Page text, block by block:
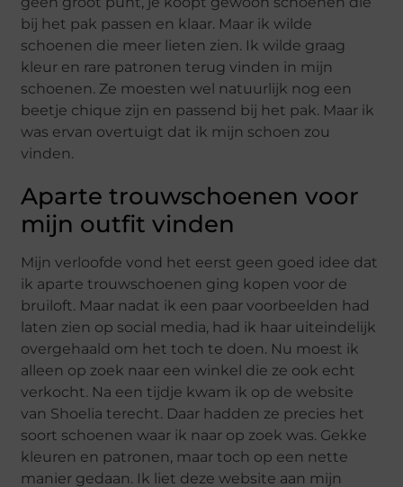
bij het pak passen en klaar. Maar ik wilde
schoenen die meer lieten zien. Ik wilde graag
kleur en rare patronen terug vinden in mijn
schoenen. Ze moesten wel natuurlijk nog een
beetje chique zijn en passend bij het pak. Maar ik
was ervan overtuigt dat ik mijn schoen zou
vinden.
Aparte trouwschoenen voor
mijn outfit vinden
Mijn verloofde vond het eerst geen goed idee dat
ik aparte trouwschoenen ging kopen voor de
bruiloft. Maar nadat ik een paar voorbeelden had
laten zien op social media, had ik haar uiteindelijk
overgehaald om het toch te doen. Nu moest ik
alleen op zoek naar een winkel die ze ook echt
verkocht. Na een tijdje kwam ik op de website
van Shoelia terecht. Daar hadden ze precies het
soort schoenen waar ik naar op zoek was. Gekke
kleuren en patronen, maar toch op een nette
manier gedaan. Ik liet deze website aan mijn